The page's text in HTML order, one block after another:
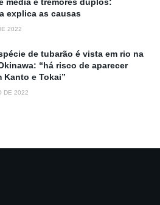
explica as causas
2022
de tubarão é vista em rio na
“há risco de aparecer
Kanto e Tokai”
DE 2022